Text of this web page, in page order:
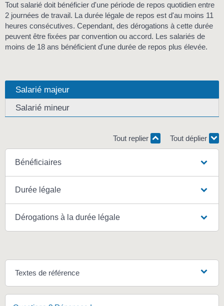
Tout salarié doit bénéficier d'une période de repos quotidien entre
2 journées de travail. La durée légale de repos est d'au moins 11
heures consécutives. Cependant, des dérogations à cette durée
peuvent être fixées par convention ou accord. Les salariés de
moins de 18 ans bénéficient d'une durée de repos plus élevée.
Salarié majeur
Salarié mineur
Tout replier Tout déplier
Bénéficiaires
Durée légale
Dérogations à la durée légale
Textes de référence